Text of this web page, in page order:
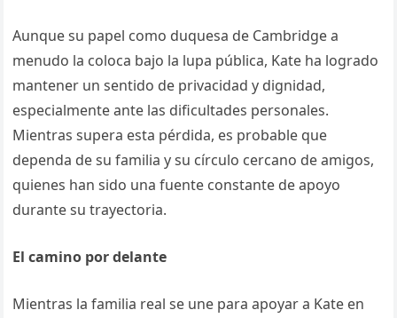
Aunque su papel como duquesa de Cambridge a
menudo la coloca bajo la lupa pública, Kate ha logrado
mantener un sentido de privacidad y dignidad,
especialmente ante las dificultades personales.
Mientras supera esta pérdida, es probable que
dependa de su familia y su círculo cercano de amigos,
quienes han sido una fuente constante de apoyo
durante su trayectoria.
El camino por delante
Mientras la familia real se une para apoyar a Kate en